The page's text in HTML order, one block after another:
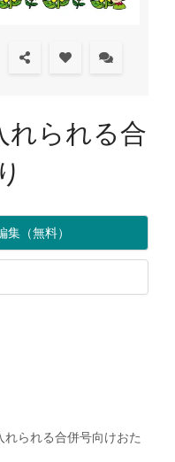
れられる合
（無料）
れられる合併号向けおた